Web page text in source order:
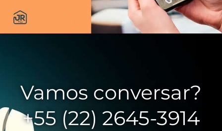
Vamos conversar?
+55 (22) 2645-3914